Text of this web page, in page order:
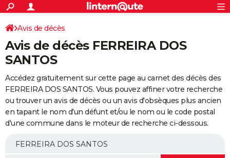
ACTUALITÉS
Politique
Société
Faits Divers
Education
Monde
Villes
+
SPORT
Coupe du monde 2026
Football
Tennis
Cyclisme
Rugby
Forum
FINANCE
Retraite
Impôts
Epargne
Immobilier
Risques naturels par ville
Banque
Assurance
Crédit
Essais
Réserver un essai
Citadines
Berlines
SUV
Forum auto
+
HIGH-TECH
Avis de décès
Avis de décès FERREIRA DOS
SANTOS
Accédez gratuitement sur cette page au carnet des décès des
FERREIRA DOS SANTOS. Vous pouvez affiner votre recherche
ou trouver un avis de décès ou un avis d'obsèques plus ancien
en tapant le nom d'un défunt et/ou le nom ou le code postal
d'une commune dans le moteur de recherche ci-dessous.